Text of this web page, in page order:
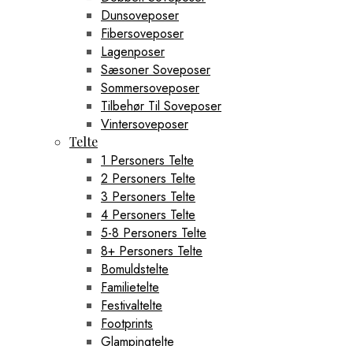
Dunsoveposer
Fibersoveposer
Lagenposer
Sæsoner Soveposer
Sommersoveposer
Tilbehør Til Soveposer
Vintersoveposer
Telte
1 Personers Telte
2 Personers Telte
3 Personers Telte
4 Personers Telte
5-8 Personers Telte
8+ Personers Telte
Bomuldstelte
Familietelte
Festivaltelte
Footprints
Glampingtelte